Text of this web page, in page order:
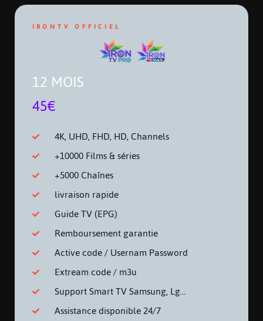
IRONTV OFFICIEL
12 MOIS
45€
4K, UHD, FHD, HD, Channels
+10000 Films & séries
+5000 Chaînes
livraison rapide
Guide TV (EPG)
Remboursement garantie
Active code / Usernam Password
Extream code / m3u
Support Smart TV Samsung, Lg...
Assistance disponible 24/7